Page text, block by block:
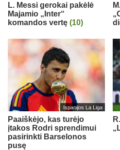
L. Messi gerokai pakėlė
Majamio „Inter“
komandos vertę (10)
Ispanijos La Liga
Paaiškėjo, kas turėjo
įtakos Rodri sprendimui
pasirinkti Barselonos
pusę